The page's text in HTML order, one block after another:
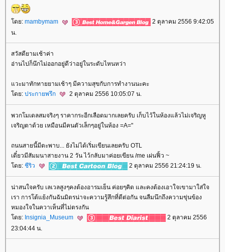
ดย: mambymam
2 ตุลาคม 2556 9:42:05
น.
สวัสดียามเช้าค่า
อ่านไปก็นึกไม่ออกอยู่ดีว่าอยู่ในระดับไหนหว่า
วะมาทักทายยามเช้าๆ มีความสุขกับการทำงานนะคะ
ดย: ประกายพรึก 2 ตุลาคม 2556 10:05:07 น.
พวกโมเดลสมจริงๆ ราคากระอีกเลือดมากเลยครับ เก็บไว้ในห้องแล้วไม่เจริญหู
เจริญตาด้วย เหมือนมีคนตัวเล็กๆอยู่ในห้อง =A="
ถนนสายนี้มีตะพาบ... ยังไม่ได้เริ่มเขียนเลยครับ OTL
เดี๋ยวมีสัมมนาสายงาน 2 วัน ไว้กลับมาค่อยเขียน /me เผ่นฟิ้ว ~
ดย: ชีริว 2 ตุลาคม 2556 21:24:19 น.
น่าสนใจครับ เลเวลสูงๆคงต้องอารมเย็น ค่อยๆคิด และคงต้องเอาใจเขามาใส่ใจ
เรา การโต้แย้งกันฉันมิตรน่าจะความรู้สึกที่ดีต่อกัน จนลืมนึกถึงความขุ่นข้อง
หมองใจในควาเห็นที่ไม่ตรงกัน
ดย: Insignia_Museum
2 ตุลาคม 2556
23:04:44 น.